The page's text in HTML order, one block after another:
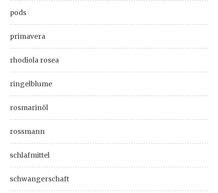
pods
primavera
rhodiola rosea
ringelblume
rosmarinöl
rossmann
schlafmittel
schwangerschaft